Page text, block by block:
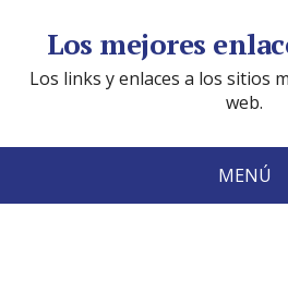
Los mejores
Los links y enlaces a los sitios
web.
MENÚ